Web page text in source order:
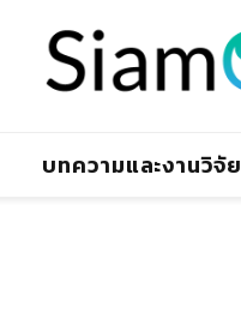
บทความและงานวิจัย